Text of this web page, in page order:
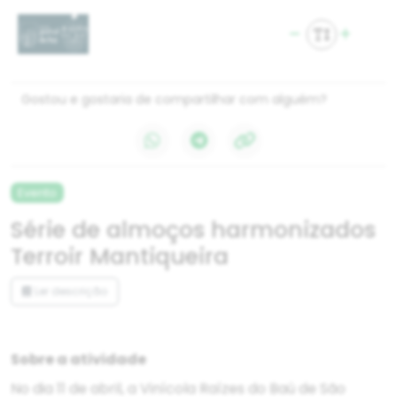
Gostou e gostaria de compartilhar com alguém?
Evento
Série de almoços harmonizados
Terroir Mantiqueira
Sobre a atividade
No dia 11 de abril, a Vinícola Raízes do Baú de São